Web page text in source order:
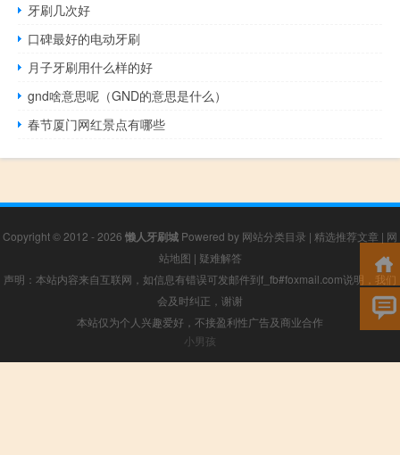
牙刷几次好
口碑最好的电动牙刷
月子牙刷用什么样的好
gnd啥意思呢（GND的意思是什么）
春节厦门网红景点有哪些
Copyright © 2012 - 2026 懒人牙刷城 Powered by 网站分类目录 | 精选推荐文章 | 网
站地图 | 疑难解答
声明：本站内容来自互联网，如信息有错误可发邮件到f_fb#foxmail.com说明，我们
会及时纠正，谢谢
本站仅为个人兴趣爱好，不接盈利性广告及商业合作
小男孩